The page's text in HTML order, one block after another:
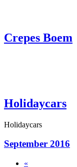
Crepes Boem
Holidaycars
Holidaycars
September 2016
«